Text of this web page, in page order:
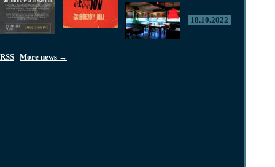
18.10.2022
RSS | More news →